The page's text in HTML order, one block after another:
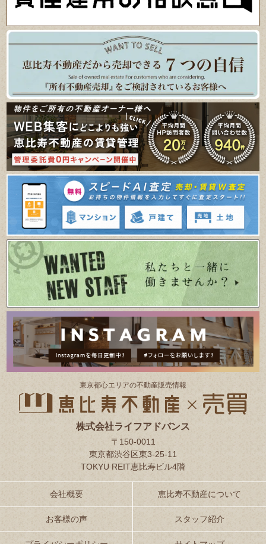
東京都⼼エリアの不動産販売情報
株式会社ライフアドバンス
〒150-0011
東京都渋谷区東3-25-11
TOKYU REIT恵比寿ビル4階
会社概要 恵比寿不動産について
お客様の声 スタッフ紹介